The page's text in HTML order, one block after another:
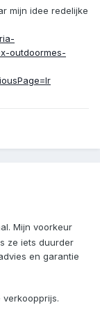
mijn idee redelijke
outdoormes-
Mijn voorkeur
ze iets duurder
en garantie